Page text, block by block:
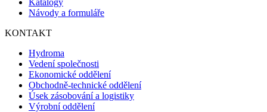
Návody a formuláře
KONTAKT
Hydroma
Vedení společnosti
Ekonomické oddělení
Obchodně-technické oddělení
Úsek zásobování a logistiky
Výrobní oddělení